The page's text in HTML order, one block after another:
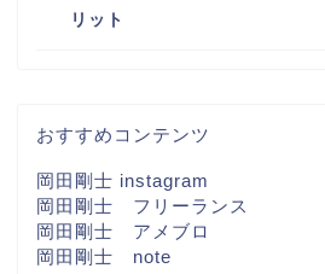
リット
おすすめコンテンツ
岡田剛士 instagram
岡田剛士 フリーランス
岡田剛士 アメブロ
岡田剛士 note